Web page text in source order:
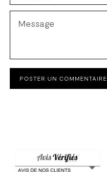
POSTER UN COMMENTAIRE